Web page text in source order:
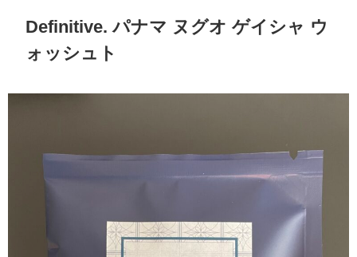
Definitive. パナマ ヌグオ ゲイシャ ウ
ォッシュト